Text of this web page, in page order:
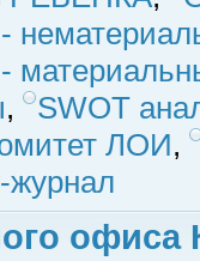
,
SWOT
ЛОИ,
журнал
офиса